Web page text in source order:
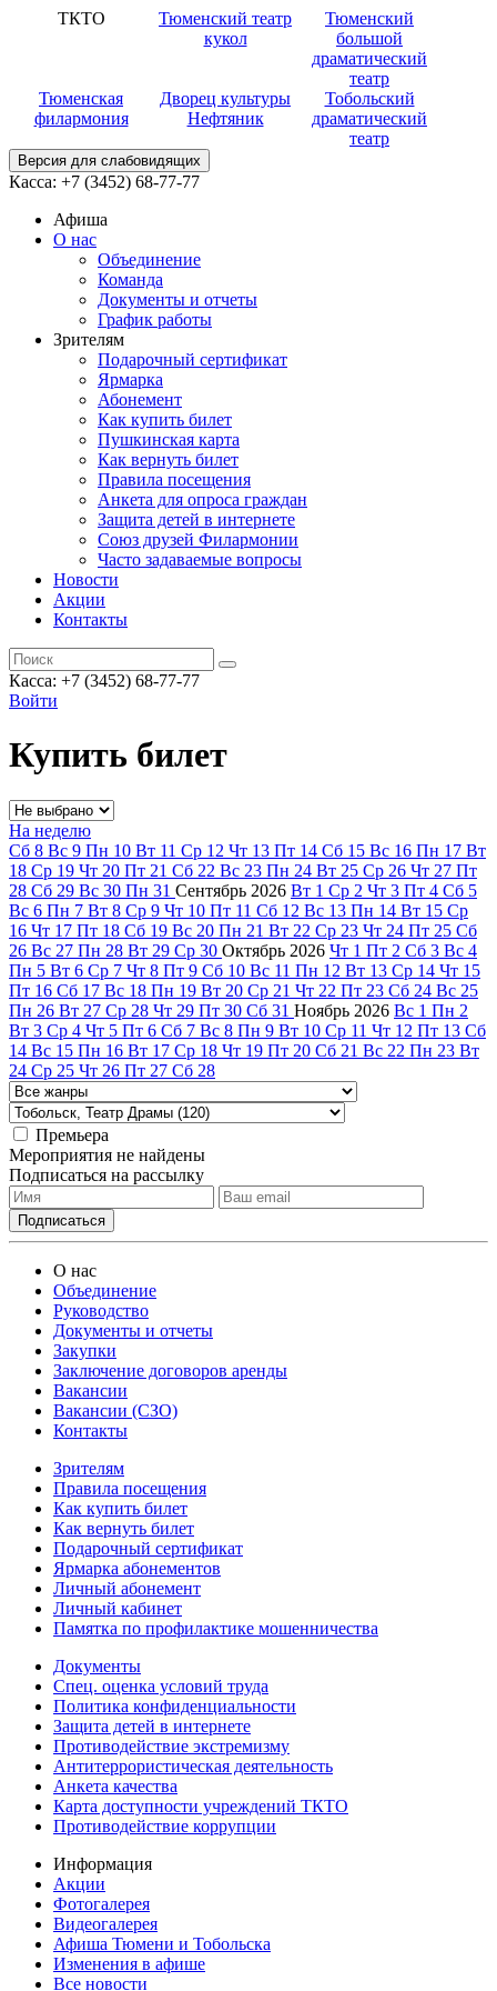
ТКТО
Тюменский театр
кукол
Тюменский
большой
драматический
театр
Тюменская
филармония
Дворец культуры
Нефтяник
Тобольский
драматический
театр
Версия для слабовидящих
Касса: +7 (3452) 68-77-77
Афиша
О нас
Объединение
Команда
Документы и отчеты
График работы
Зрителям
Подарочный сертификат
Ярмарка
Абонемент
Как купить билет
Пушкинская карта
Как вернуть билет
Правила посещения
Анкета для опроса граждан
Защита детей в интернете
Союз друзей Филармонии
Часто задаваемые вопросы
Новости
Акции
Контакты
Касса: +7 (3452) 68-77-77
Войти
Купить билет
На неделю
Сб 8 Вс 9 Пн 10 Вт 11 Ср 12 Чт 13 Пт 14 Сб 15 Вс 16 Пн 17 Вт
18 Ср 19 Чт 20 Пт 21 Сб 22 Вс 23 Пн 24 Вт 25 Ср 26 Чт 27 Пт
28 Сб 29 Вс 30 Пн 31 Сентябрь 2026 Вт 1 Ср 2 Чт 3 Пт 4 Сб 5
Вс 6 Пн 7 Вт 8 Ср 9 Чт 10 Пт 11 Сб 12 Вс 13 Пн 14 Вт 15 Ср
16 Чт 17 Пт 18 Сб 19 Вс 20 Пн 21 Вт 22 Ср 23 Чт 24 Пт 25 Сб
26 Вс 27 Пн 28 Вт 29 Ср 30 Октябрь 2026 Чт 1 Пт 2 Сб 3 Вс 4
Пн 5 Вт 6 Ср 7 Чт 8 Пт 9 Сб 10 Вс 11 Пн 12 Вт 13 Ср 14 Чт 15
Пт 16 Сб 17 Вс 18 Пн 19 Вт 20 Ср 21 Чт 22 Пт 23 Сб 24 Вс 25
Пн 26 Вт 27 Ср 28 Чт 29 Пт 30 Сб 31 Ноябрь 2026 Вс 1 Пн 2
Вт 3 Ср 4 Чт 5 Пт 6 Сб 7 Вс 8 Пн 9 Вт 10 Ср 11 Чт 12 Пт 13 Сб
14 Вс 15 Пн 16 Вт 17 Ср 18 Чт 19 Пт 20 Сб 21 Вс 22 Пн 23 Вт
24 Ср 25 Чт 26 Пт 27 Сб 28
Премьера
Мероприятия не найдены
Подписаться на рассылку
О нас
Объединение
Руководство
Документы и отчеты
Закупки
Заключение договоров аренды
Вакансии
Вакансии (СЗО)
Контакты
Зрителям
Правила посещения
Как купить билет
Как вернуть билет
Подарочный сертификат
Ярмарка абонементов
Личный абонемент
Личный кабинет
Памятка по профилактике мошенничества
Документы
Спец. оценка условий труда
Политика конфиденциальности
Защита детей в интернете
Противодействие экстремизму
Антитеррористическая деятельность
Анкета качества
Карта доступности учреждений ТКТО
Противодействие коррупции
Информация
Акции
Фотогалерея
Видеогалерея
Афиша Тюмени и Тобольска
Изменения в афише
Все новости